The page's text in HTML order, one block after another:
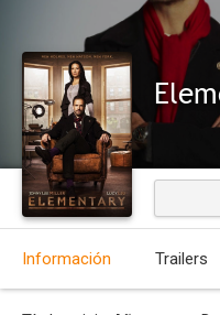
Información Trailers